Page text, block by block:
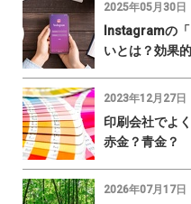
2025年05月30日
Instagramの
いとは？効果
2023年12月27日
印刷会社でよ
赤金？青金？
2026年07月17日